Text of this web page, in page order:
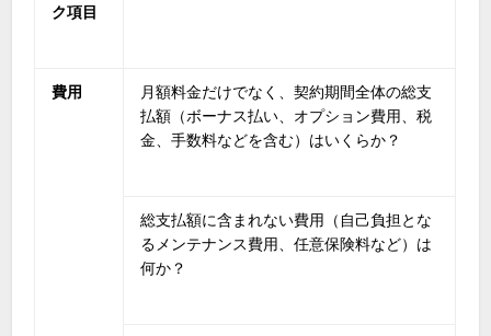
ク項目
費用
月額料金だけでなく、契約期間全体の総支
払額（ボーナス払い、オプション費用、税
金、手数料などを含む）はいくらか？
総支払額に含まれない費用（自己負担とな
るメンテナンス費用、任意保険料など）は
何か？